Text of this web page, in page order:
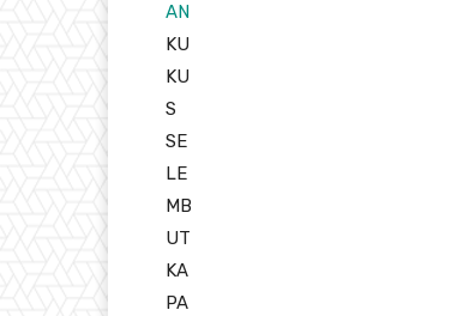
AN
KU
KU
S
SE
LE
MB
UT
KA
PA